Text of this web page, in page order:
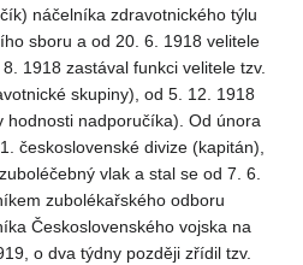
náčelníka zdravotnického týlu
sboru a od 20. 6. 1918 velitele
1918 zastával funkci velitele tzv.
skupiny), od 5. 12. 1918
hodnosti nadporučíka). Od února
československé divize (kapitán),
vlak a stal se od 7. 6.
zubolékařského odboru
Československého vojska na
o dva týdny později zřídil tzv.